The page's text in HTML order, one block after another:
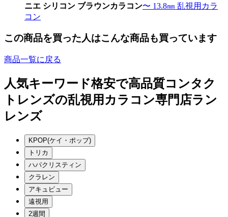
ニエ シリコン ブラウンカラコン〜 13.8㎜ 乱視用カラ
コン
この商品を買った人はこんな商品も買っています
商品一覧に戻る
人気キーワード格安で高品質コンタク
トレンズの乱視用カラコン専門店ラン
レンズ